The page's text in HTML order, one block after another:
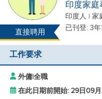
直接聘用
印度家
印度人 | 家
已刊登: 3
工作要求
外傭|全職
在此日期前開始: 29日09